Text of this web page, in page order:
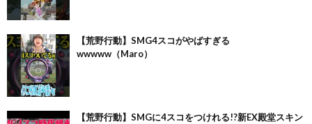
【荒野行動】SMG4スコがやばすぎる
wwwww（Maro）
【荒野行動】SMGに4スコをつけれる!?新EX殿堂スキン